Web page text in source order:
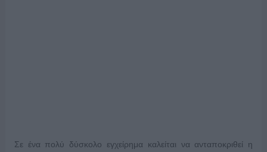
Σε ένα πολύ δύσκολο εγχείρημα καλείται να ανταποκριθεί η